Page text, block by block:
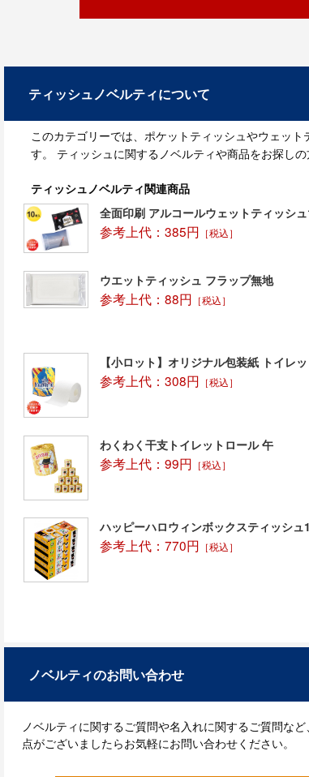
ティッシュノベルティについて
このカテゴリーでは、ポケットティッシュやウェッ
す。 ティッシュに関するノベルティや商品をお探しの
ティッシュノベルティ関連商品
全面印刷 アルコールウェットティッシ
参考上代：385円 ［税込］
ウエットティッシュ フラップ無地
参考上代：88円 ［税込］
【小ロット】オリジナル包装紙 トイレ
参考上代：308円 ［税込］
わくわく干支トイレットロール 午
参考上代：99円 ［税込］
ハッピーハロウィンボックスティッシュ
参考上代：770円 ［税込］
ノベルティのお問い合わせ
ノベルティに関するご質問や名入れに関するご質問など
点がございましたらお気軽にお問い合わせください。